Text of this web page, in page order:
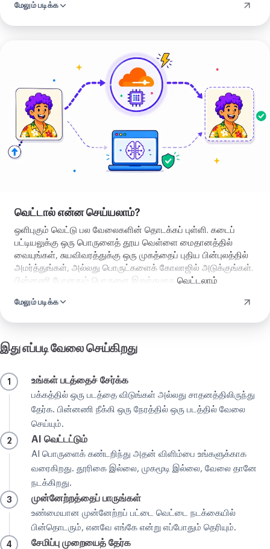
செய்யப்படும், எதுவும் வெளியே செல்லாமல். எப்படியும் முடிவு அதே
மேலும் படிக்க
வெட்டால் என்ன செய்யலாம்?
ஒளிபுகும் வெட்டு பல வேலைகளின் தொடக்கப் புள்ளி. கடைப்
பட்டியலுக்கு ஒரு பொருளைத் தூய வெள்ளை மைதானத்தில்
வையுங்கள், சுயவிவரத்துக்கு ஒரு முகத்தைப் புதிய பின்புலத்தில்
அமர்த்துங்கள், அல்லது பொருட்களைக் கோலாஜில் அடுக்குங்கள்.
பின்னணி போனதும் பொருளை இறுக்கமாக வெட்டலாம்
வடிவத்துக்கு
மேலும் படிக்க
இது எப்படி வேலை செய்கிறது
1 உங்கள் படத்தைச் சேர்க்க
பக்கத்தில் ஒரு படத்தை விடுங்கள் அல்லது சாதனத்திலிருந்து
தேர்க. பின்னணி நீக்கி ஒரு நேரத்தில் ஒரு படத்தில் வேலை
செய்யும்.
2 AI வெட்டட்டும்
AI பொருளைக் கண்டறிந்து அதன் விளிம்பை உங்களுக்காக
வரைகிறது. தூரிகை இல்லை, முகமூடி இல்லை, வேலை தானே
நடக்கிறது.
3 முன்னேற்றத்தைப் பாருங்கள்
உண்மையான முன்னேற்றப் பட்டை வெட்டை நடக்கையில்
பின்தொடரும், எனவே எங்கே என்று எப்போதும் தெரியும்.
4 சேமிப்பு முறையைத் தேர்க